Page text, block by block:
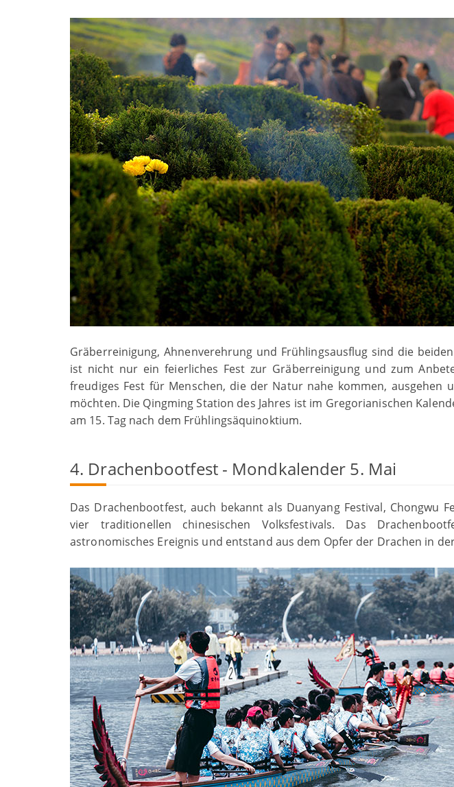
Gräberreinigung, Ahnenverehrung und Frühlingsausflug sind die
ist nicht nur ein feierliches Fest zur Gräberreinigung und zum
freudiges Fest für Menschen, die der Natur nahe kommen, ausgehen
möchten. Die Qingming Station des Jahres ist im Gregorianischen
am 15. Tag nach dem Frühlingsäquinoktium.
4. Drachenbootfest - Mondkalender 5. Mai
Das Drachenbootfest, auch bekannt als Duanyang Festival, Chongwu
vier traditionellen chinesischen Volksfestivals. Das
astronomisches Ereignis und entstand aus dem Opfer der Drachen in